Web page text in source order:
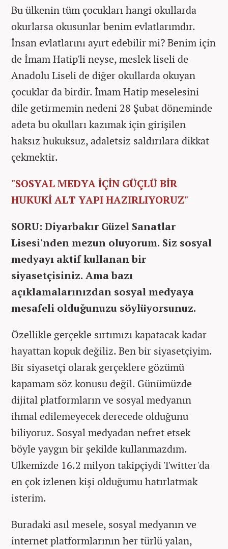
Bu ülkenin tüm çocukları hangi okullarda
okurlarsa okusunlar benim evlatlarımdır.
İnsan evlatlarını ayırt edebilir mi? Benim için
de İmam Hatip'li neyse, meslek liseli de
Anadolu Liseli de diğer okullarda okuyan
çocuklar da birdir. İmam Hatip meselesini
dile getirmemin nedeni 28 Şubat döneminde
adeta bu okulları kazımak için girişilen
haksız hukuksuz, adaletsiz saldırılara dikkat
çekmektir.
"SOSYAL MEDYA İÇİN GÜÇLÜ BİR
HUKUKİ ALT YAPI HAZIRLIYORUZ"
SORU: Diyarbakır Güzel Sanatlar
Lisesi'nden mezun oluyorum. Siz sosyal
medyayı aktif kullanan bir
siyasetçisiniz. Ama bazı
açıklamalarınızdan sosyal medyaya
mesafeli olduğunuzu söylüyorsunuz.
Özellikle gerçekle sırtımızı kapatacak kadar
hayattan kopuk değiliz. Ben bir siyasetçiyim.
Bir siyasetçi olarak gerçeklere gözümü
kapamam söz konusu değil. Günümüzde
dijital platformların ve sosyal medyanın
ihmal edilemeyecek derecede olduğunu
biliyoruz. Sosyal medyadan nefret etsek
böyle yaygın bir şekilde kullanmazdım.
Ülkemizde 16.2 milyon takipçiydi Twitter'da
en çok izlenen kişi olduğumu hatırlatmak
isterim.
Buradaki asıl mesele, sosyal medyanın ve
internet platformlarının her türlü yalan,